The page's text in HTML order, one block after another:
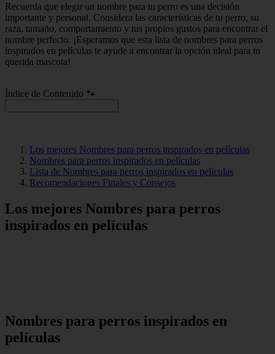
Recuerda que elegir un nombre para tu perro es una decisión
importante y personal. Considera las características de tu perro, su
raza, tamaño, comportamiento y tus propios gustos para encontrar el
nombre perfecto. ¡Esperamos que esta lista de nombres para perros
inspirados en películas te ayude a encontrar la opción ideal para tu
querida mascota!
Índice de Contenido 🐾
Los mejores Nombres para perros inspirados en películas
Nombres para perros inspirados en películas
Lista de Nombres para perros inspirados en películas
Recomendaciones Finales y Consejos
Los mejores Nombres para perros
inspirados en películas
Nombres para perros inspirados en
películas